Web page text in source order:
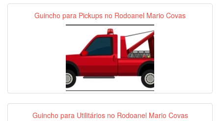
Guincho para Pickups no Rodoanel Mario Covas
Guincho para Utilitários no Rodoanel Mario Covas